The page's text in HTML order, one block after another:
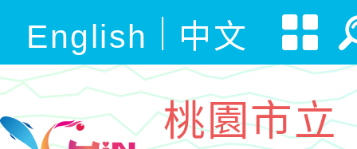
English 中文
桃園市立